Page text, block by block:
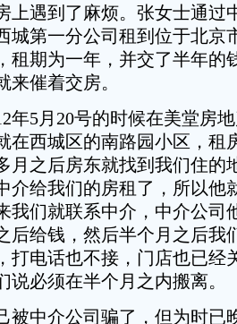
上遇到了麻烦。张女士通过
城第一分公司租到位于北京
租期为一年，并交了半年的
来催着交房。
年5月20号的时候在美堂房
在西城区的南路园小区，租
月之后房东就找到我们住的
介给我们的房租了，所以他
我们就联系中介，中介公司
后给钱，然后半个月之后我
打电话也不接，门店也已经
说必须在半个月之内搬离。
中介公司骗了，但为时已